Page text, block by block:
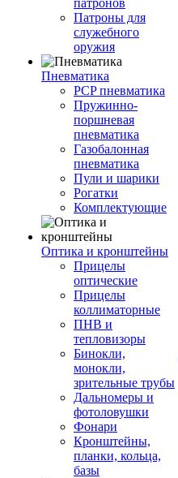
патронов
Патроны для
служебного
оружия
Пневматика
PCP пневматика
Пружинно-
поршневая
пневматика
Газобалонная
пневматика
Пули и шарики
Рогатки
Комплектующие
Оптика и кронштейны
Прицелы
оптические
Прицелы
коллиматорные
ПНВ и
тепловизоры
Бинокли,
монокли,
зрительные трубы
Дальномеры и
фотоловушки
Фонари
Кронштейны,
планки, кольца,
базы